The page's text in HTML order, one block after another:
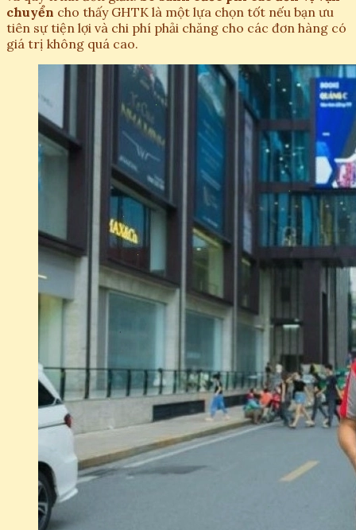
chuyển cho thấy GHTK là một lựa chọn tốt nếu bạn ưu
tiên sự tiện lợi và chi phí phải chăng cho các đơn hàng có
giá trị không quá cao.